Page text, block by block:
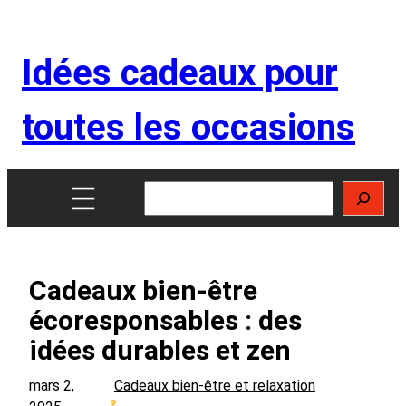
contenu
Idées cadeaux pour
toutes les occasions
Cadeaux bien-être
écoresponsables : des
idées durables et zen
mars 2,
Cadeaux bien-être et relaxation